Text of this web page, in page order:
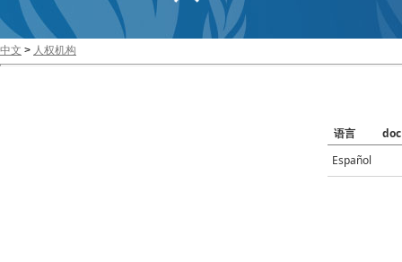
中文 > 人权机构
语言
doc
Español